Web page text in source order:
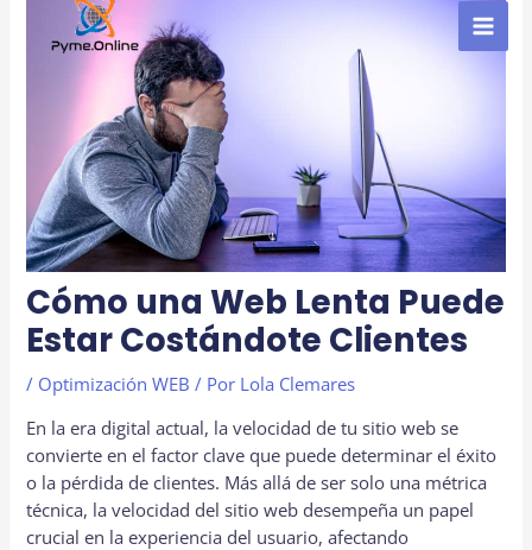
contenido
Cómo una Web Lenta Puede
Estar Costándote Clientes
/ Optimización WEB / Por Lola Clemares
En la era digital actual, la velocidad de tu sitio web se
convierte en el factor clave que puede determinar el éxito
o la pérdida de clientes. Más allá de ser solo una métrica
técnica, la velocidad del sitio web desempeña un papel
crucial en la experiencia del usuario, afectando